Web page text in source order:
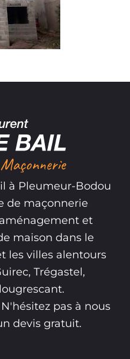
à Pleumeur-Bodou
de maçonnerie
et
maison dans le
les villes alentours
Trégastel,
pas à nous
devis gratuit.